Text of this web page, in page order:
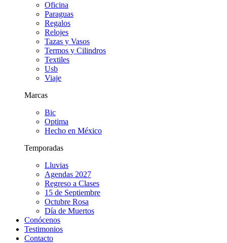
Oficina
Paraguas
Regalos
Relojes
Tazas y Vasos
Termos y Cilindros
Textiles
Usb
Viaje
Marcas
Bic
Optima
Hecho en México
Temporadas
Lluvias
Agendas 2027
Regreso a Clases
15 de Septiembre
Octubre Rosa
Día de Muertos
Conócenos
Testimonios
Contacto